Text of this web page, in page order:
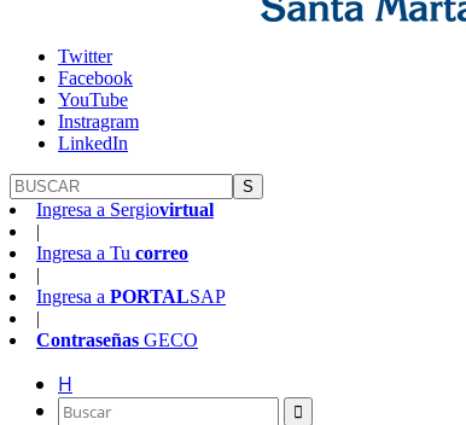
Twitter
Facebook
YouTube
Instragram
LinkedIn
S
Ingresa a Sergiovirtual
Ingresa a Tu correo
Ingresa a PORTALSAP
Contraseñas GECO
H